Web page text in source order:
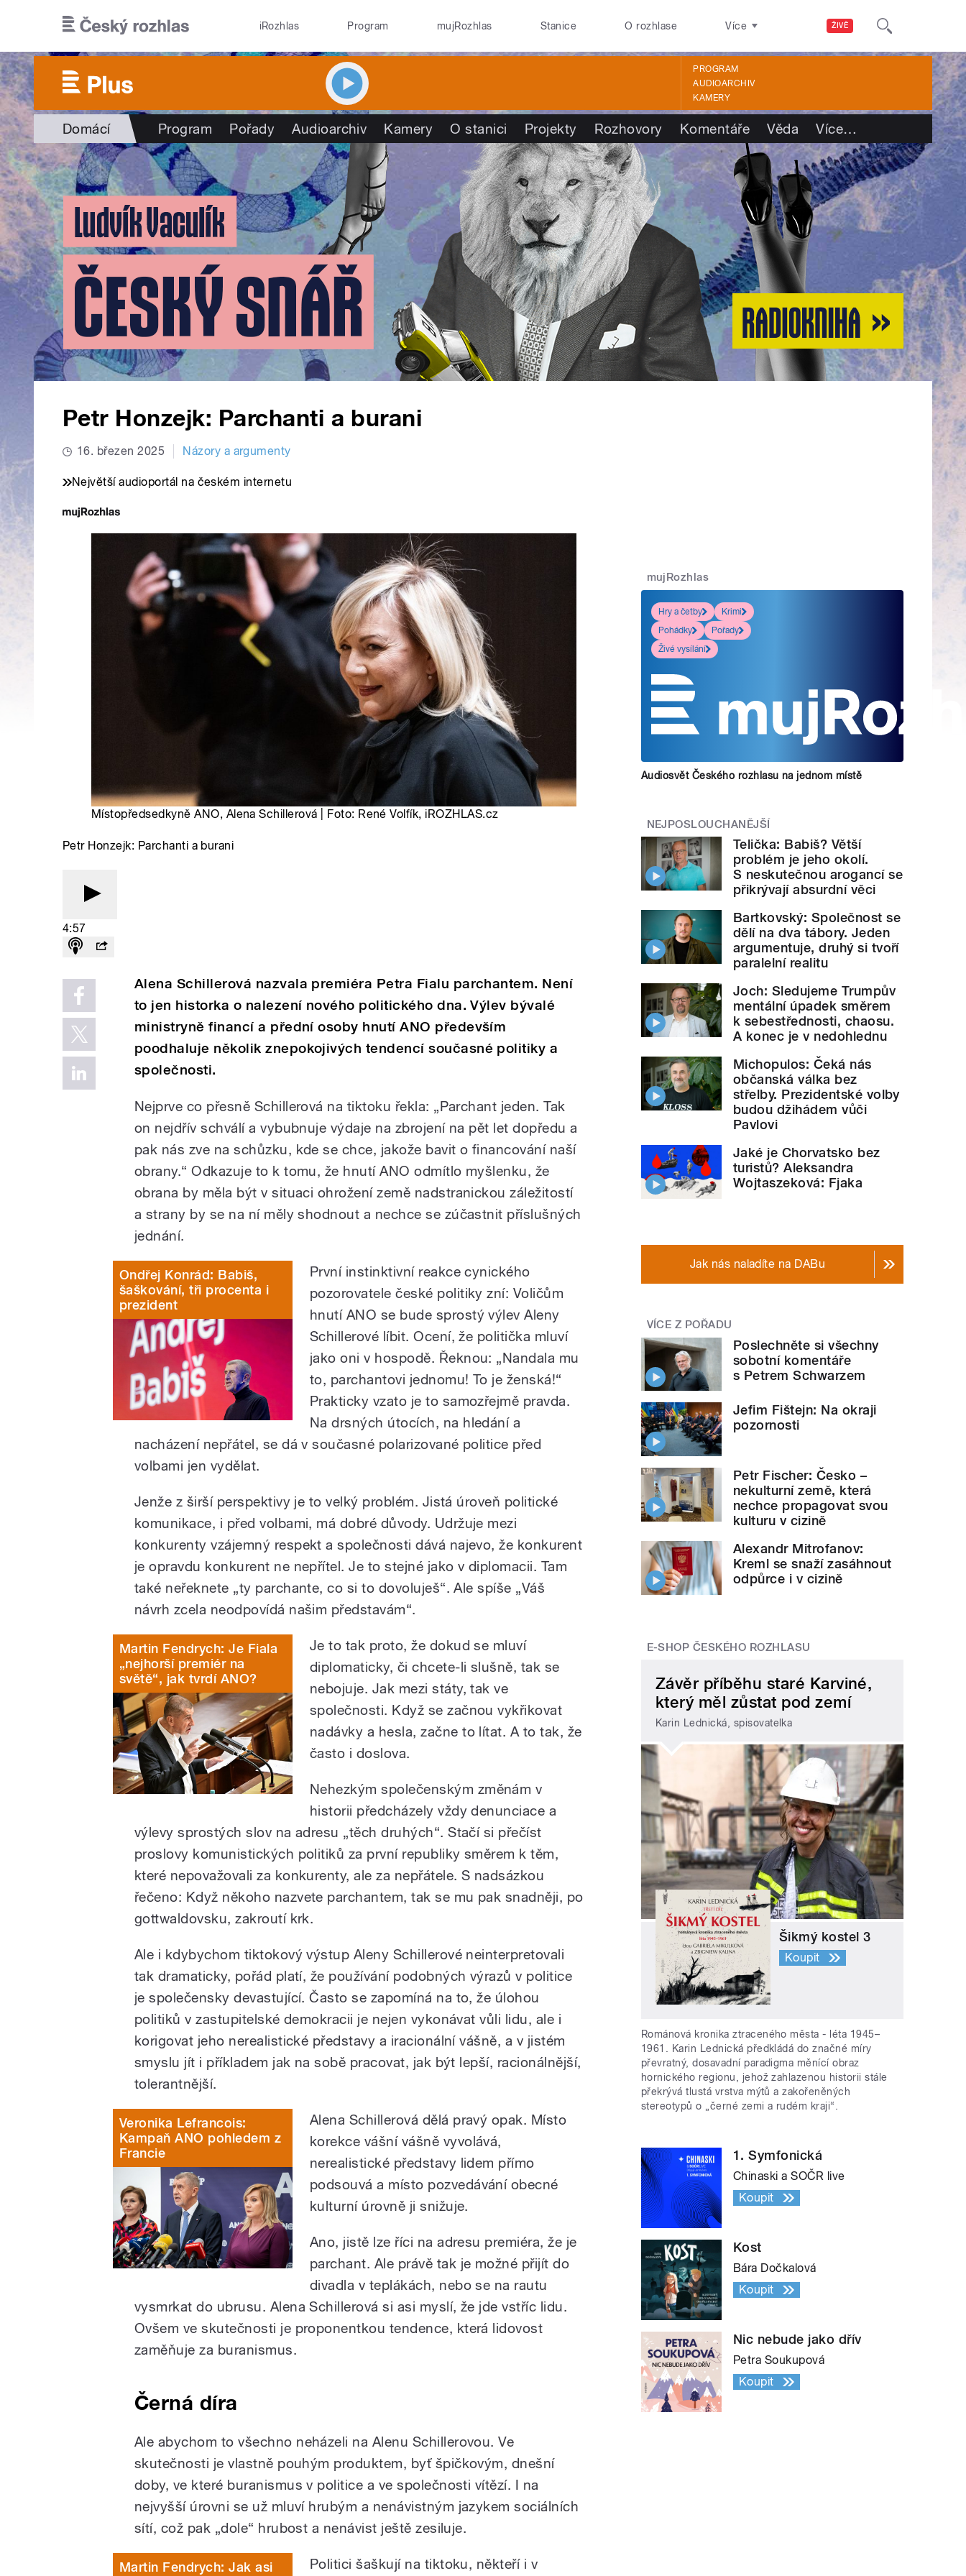
ŽIVĚ
iRozhlas Program mujRozhlas Stanice O rozhlase Více
PROGRAM
AUDIOARCHIV
KAMERY
Domácí Program Pořady Audioarchiv Kamery O stanici Projekty Rozhovory Komentáře Věda Více…
Petr Honzejk: Parchanti a burani
16. březen 2025 Názory a argumenty
Největší audioportál na českém internetu
Místopředsedkyně ANO, Alena Schillerová | Foto: René Volfík, iROZHLAS.cz
Petr Honzejk: Parchanti a burani
4:57
Alena Schillerová nazvala premiéra Petra Fialu parchantem. Není
to jen historka o nalezení nového politického dna. Výlev bývalé
ministryně financí a přední osoby hnutí ANO především
poodhaluje několik znepokojivých tendencí současné politiky a
společnosti.
Nejprve co přesně Schillerová na tiktoku řekla: „Parchant jeden. Tak
on nejdřív schválí a vybubnuje výdaje na zbrojení na pět let dopředu a
pak nás zve na schůzku, kde se chce, jakože bavit o financování naší
obrany.“ Odkazuje to k tomu, že hnutí ANO odmítlo myšlenku, že
obrana by měla být v situaci ohrožení země nadstranickou záležitostí
a strany by se na ní měly shodnout a nechce se zúčastnit příslušných
jednání.
Ondřej Konrád: Babiš,
šaškování, tři procenta i
prezident
První instinktivní reakce cynického
pozorovatele české politiky zní: Voličům
hnutí ANO se bude sprostý výlev Aleny
Schillerové líbit. Ocení, že politička mluví
jako oni v hospodě. Řeknou: „Nandala mu
to, parchantovi jednomu! To je ženská!“
Prakticky vzato je to samozřejmě pravda.
Na drsných útocích, na hledání a
nacházení nepřátel, se dá v současné polarizované politice před
volbami jen vydělat.
Jenže z širší perspektivy je to velký problém. Jistá úroveň politické
komunikace, i před volbami, má dobré důvody. Udržuje mezi
konkurenty vzájemný respekt a společnosti dává najevo, že konkurent
je opravdu konkurent ne nepřítel. Je to stejné jako v diplomacii. Tam
také neřeknete „ty parchante, co si to dovoluješ“. Ale spíše „Váš
návrh zcela neodpovídá našim představám“.
Martin Fendrych: Je Fiala
„nejhorší premiér na
světě“, jak tvrdí ANO?
Je to tak proto, že dokud se mluví
diplomaticky, či chcete-li slušně, tak se
nebojuje. Jak mezi státy, tak ve
společnosti. Když se začnou vykřikovat
nadávky a hesla, začne to lítat. A to tak, že
často i doslova.
Nehezkým společenským změnám v
historii předcházely vždy denunciace a
výlevy sprostých slov na adresu „těch druhých“. Stačí si přečíst
proslovy komunistických politiků za první republiky směrem k těm,
které nepovažovali za konkurenty, ale za nepřátele. S nadsázkou
řečeno: Když někoho nazvete parchantem, tak se mu pak snadněji, po
gottwaldovsku, zakroutí krk.
Ale i kdybychom tiktokový výstup Aleny Schillerové neinterpretovali
tak dramaticky, pořád platí, že používání podobných výrazů v politice
je společensky devastující. Často se zapomíná na to, že úlohou
politiků v zastupitelské demokracii je nejen vykonávat vůli lidu, ale i
korigovat jeho nerealistické představy a iracionální vášně, a v jistém
smyslu jít i příkladem jak na sobě pracovat, jak být lepší, racionálnější,
tolerantnější.
Veronika Lefrancois:
Kampaň ANO pohledem z
Francie
Alena Schillerová dělá pravý opak. Místo
korekce vášní vášně vyvolává,
nerealistické představy lidem přímo
podsouvá a místo pozvedávání obecné
kulturní úrovně ji snižuje.
Ano, jistě lze říci na adresu premiéra, že je
parchant. Ale právě tak je možné přijít do
divadla v teplákách, nebo se na rautu
vysmrkat do ubrusu. Alena Schillerová si asi myslí, že jde vstříc lidu.
Ovšem ve skutečnosti je proponentkou tendence, která lidovost
zaměňuje za buranismus.
Černá díra
Ale abychom to všechno neházeli na Alenu Schillerovou. Ve
skutečnosti je vlastně pouhým produktem, byť špičkovým, dnešní
doby, ve které buranismus v politice a ve společnosti vítězí. I na
nejvyšší úrovni se už mluví hrubým a nenávistným jazykem sociálních
sítí, což pak „dole“ hrubost a nenávist ještě zesiluje.
Martin Fendrych: Jak asi
Politici šaškují na tiktoku, někteří i v
mujRozhlas
Hry a četby
Krimi
Pohádky
Pořady
Živé vysílání
Audiosvět Českého rozhlasu na jednom místě
NEJPOSLOUCHANĚJŠÍ
Telička: Babiš? Větší
problém je jeho okolí.
S neskutečnou arogancí se
přikrývají absurdní věci
Bartkovský: Společnost se
dělí na dva tábory. Jeden
argumentuje, druhý si tvoří
paralelní realitu
Joch: Sledujeme Trumpův
mentální úpadek směrem
k sebestřednosti, chaosu.
A konec je v nedohlednu
Michopulos: Čeká nás
občanská válka bez
střelby. Prezidentské volby
budou džihádem vůči
Pavlovi
Jaké je Chorvatsko bez
turistů? Aleksandra
Wojtaszeková: Fjaka
Jak nás naladíte na DABu
VÍCE Z POŘADU
Poslechněte si všechny
sobotní komentáře
s Petrem Schwarzem
Jefim Fištejn: Na okraji
pozornosti
Petr Fischer: Česko –
nekulturní země, která
nechce propagovat svou
kulturu v cizině
Alexandr Mitrofanov:
Kreml se snaží zasáhnout
odpůrce i v cizině
E-SHOP ČESKÉHO ROZHLASU
Závěr příběhu staré Karviné,
který měl zůstat pod zemí
Karin Lednická, spisovatelka
Šikmý kostel 3
Koupit
Románová kronika ztraceného města - léta 1945–
1961. Karin Lednická předkládá do značné míry
převratný, dosavadní paradigma měnící obraz
hornického regionu, jehož zahlazenou historii stále
překrývá tlustá vrstva mýtů a zakořeněných
stereotypů o „černé zemi a rudém kraji“.
1. Symfonická
Chinaski a SOČR live
Koupit
Kost
Bára Dočkalová
Koupit
Nic nebude jako dřív
Petra Soukupová
Koupit